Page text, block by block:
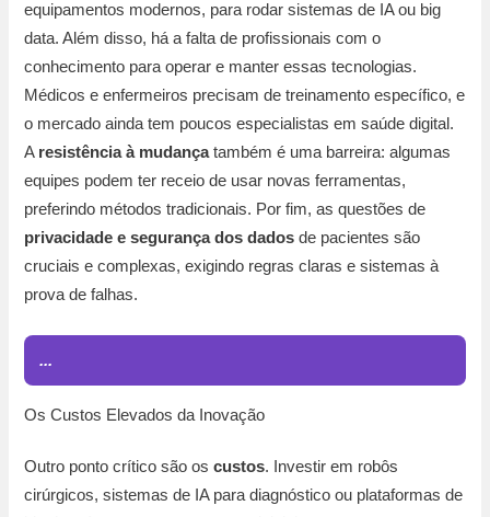
equipamentos modernos, para rodar sistemas de IA ou big
data. Além disso, há a falta de profissionais com o
conhecimento para operar e manter essas tecnologias.
Médicos e enfermeiros precisam de treinamento específico, e
o mercado ainda tem poucos especialistas em saúde digital.
A resistência à mudançatambém é uma barreira: algumas
equipes podem ter receio de usar novas ferramentas,
preferindo métodos tradicionais. Por fim, as questões de
privacidade e segurança dos dados de pacientes são
cruciais e complexas, exigindo regras claras e sistemas à
prova de falhas.
...
Os Custos Elevados da Inovação
Outro ponto crítico são oscustos. Investir em robôs
cirúrgicos, sistemas de IA para diagnóstico ou plataformas de